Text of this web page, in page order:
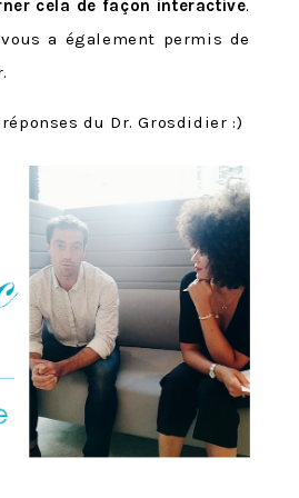
cela de façon interactive.
a également permis de
du Dr. Grosdidier :)